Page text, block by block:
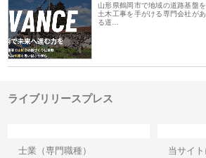
山形県鶴岡市で地域の道路基盤
土木工事を手がける専門会社が
る道…
ライブリリースプレス
士業（専門職種）
当サイ